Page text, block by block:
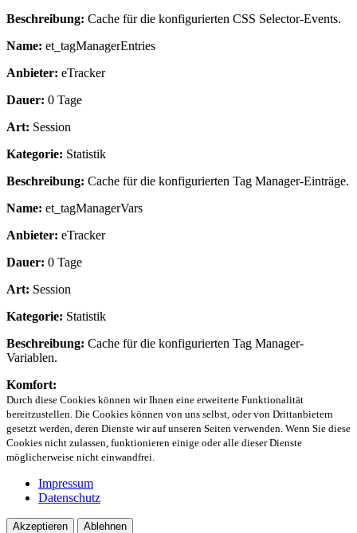
Beschreibung: Cache für die konfigurierten CSS Selector-Events.
Name: et_tagManagerEntries
Anbieter: eTracker
Dauer: 0 Tage
Art: Session
Kategorie: Statistik
Beschreibung: Cache für die konfigurierten Tag Manager-Einträge.
Name: et_tagManagerVars
Anbieter: eTracker
Dauer: 0 Tage
Art: Session
Kategorie: Statistik
Beschreibung: Cache für die konfigurierten Tag Manager-
Variablen.
Komfort:
Durch diese Cookies können wir Ihnen eine erweiterte Funktionalität
bereitzustellen. Die Cookies können von uns selbst, oder von Drittanbietern
gesetzt werden, deren Dienste wir auf unseren Seiten verwenden. Wenn Sie diese
Cookies nicht zulassen, funktionieren einige oder alle dieser Dienste
möglicherweise nicht einwandfrei.
Impressum
Datenschutz
Akzeptieren Ablehnen